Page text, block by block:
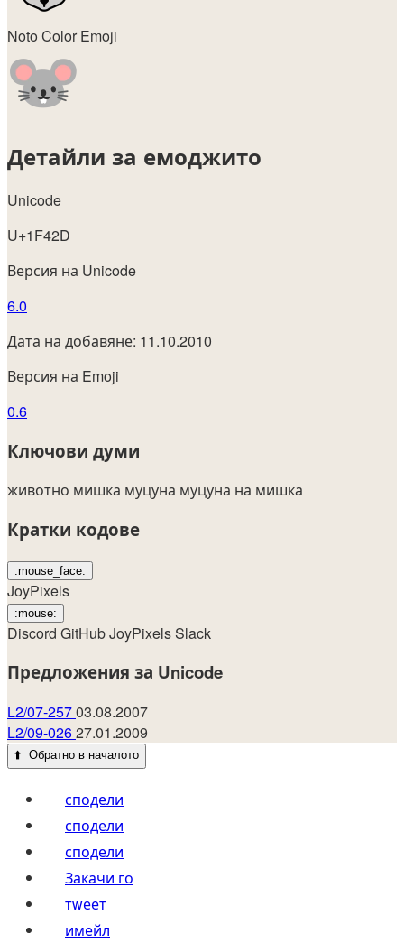
Noto Color Emoji
Детайли за емоджито
Unicode
U+1F42D
Версия на Unicode
6.0
Дата на добавяне: 11.10.2010
Версия на Emoji
0.6
Ключови думи
животно мишка муцуна муцуна на мишка
Кратки кодове
:mouse_face:
JoyPixels
:mouse:
Discord GitHubJoyPixelsSlack
Предложения за Unicode
L2/07-25703.08.2007
L2/09-02627.01.2009
⬆️ Обратно в началото
сподели
сподели
сподели
Закачи го
тwеет
имейл